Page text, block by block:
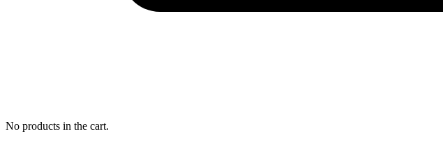
No products in the cart.